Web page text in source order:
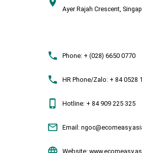
Ayer Rajah Crescent,
Phone:+ (028) 6650 0770
HR Phone/Zalo:+ 84 0528
Hotline:+ 84 909 225 325
Email:
Website: